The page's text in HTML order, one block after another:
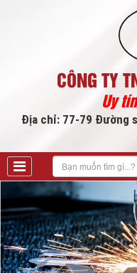
CÔNG TY
Uy
Địa chỉ: 77-79 Đường